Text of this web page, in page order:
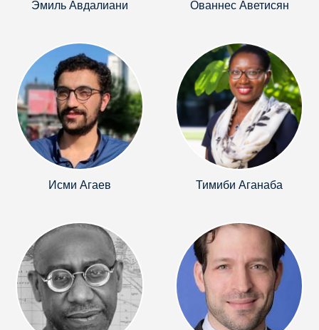
Эмиль Авдалиани Ованнес Аветисян
Исми Агаев Тимиби Аганаба